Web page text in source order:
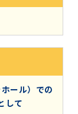
ール）での
して